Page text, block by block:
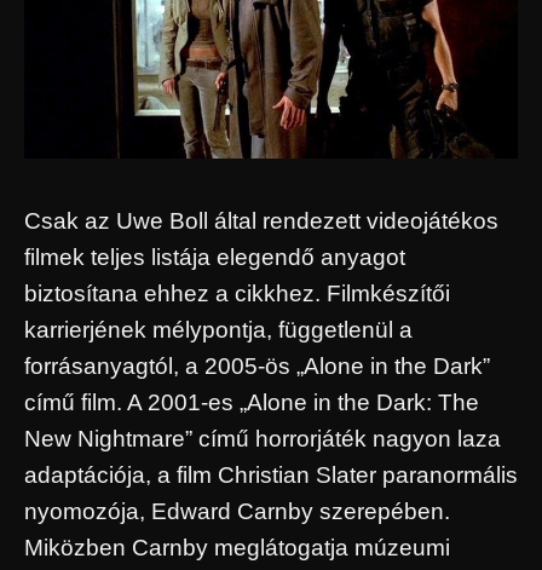
Csak az Uwe Boll által rendezett videojátékos
filmek teljes listája elegendő anyagot
biztosítana ehhez a cikkhez. Filmkészítői
karrierjének mélypontja, függetlenül a
forrásanyagtól, a 2005-ös „Alone in the Dark”
című film. A 2001-es „Alone in the Dark: The
New Nightmare” című horrorjáték nagyon laza
adaptációja, a film Christian Slater paranormális
nyomozója, Edward Carnby szerepében.
Miközben Carnby meglátogatja múzeumi